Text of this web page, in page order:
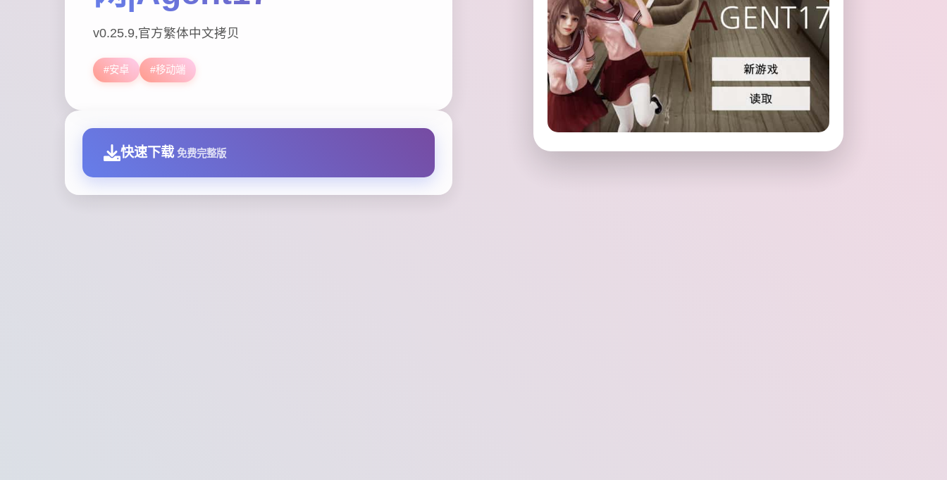
v0.25.9,官方繁体中文拷贝
#安卓 #移动端
快速下载 免费完整版